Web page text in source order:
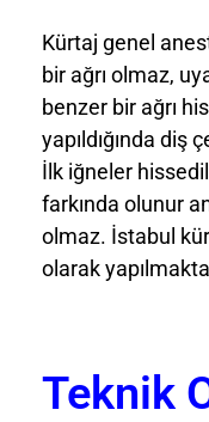
Kürtaj genel
bir ağrı olmaz,
benzer bir ağrı
yapıldığında diş
İlk iğneler
farkında olunur
olmaz. İstabul
olarak
Teknik